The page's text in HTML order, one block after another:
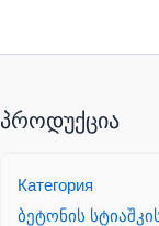
პროდუქცია
Категория
ბეტონის